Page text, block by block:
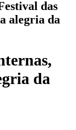
das
alegria da
da